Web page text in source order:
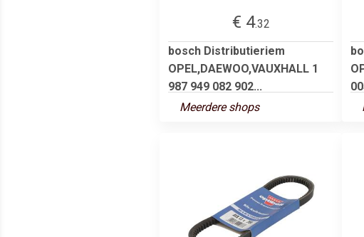
€ 4.32
bosch Distributieriem
OPEL,DAEWOO,VAUXHALL 1
987 949 082 902...
Meerdere shops